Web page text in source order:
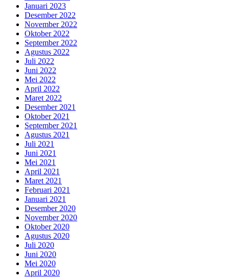
Januari 2023
Desember 2022
November 2022
Oktober 2022
September 2022
Agustus 2022
Juli 2022
Juni 2022
Mei 2022
April 2022
Maret 2022
Desember 2021
Oktober 2021
September 2021
Agustus 2021
Juli 2021
Juni 2021
Mei 2021
April 2021
Maret 2021
Februari 2021
Januari 2021
Desember 2020
November 2020
Oktober 2020
Agustus 2020
Juli 2020
Juni 2020
Mei 2020
April 2020